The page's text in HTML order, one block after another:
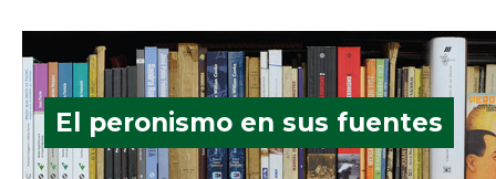
El peronismo en sus fuentes